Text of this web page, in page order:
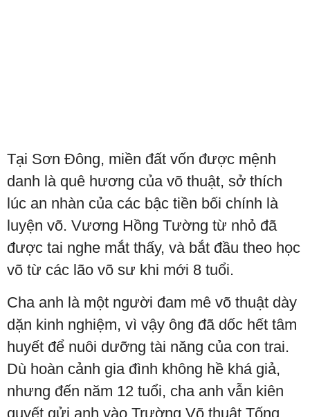
Tại Sơn Đông, miền đất vốn được mệnh
danh là quê hương của võ thuật, sở thích
lúc an nhàn của các bậc tiền bối chính là
luyện võ. Vương Hồng Tường từ nhỏ đã
được tai nghe mắt thấy, và bắt đầu theo học
võ từ các lão võ sư khi mới 8 tuổi.
Cha anh là một người đam mê võ thuật dày
dặn kinh nghiệm, vì vậy ông đã dốc hết tâm
huyết để nuôi dưỡng tài năng của con trai.
Dù hoàn cảnh gia đình không hề khá giả,
nhưng đến năm 12 tuổi, cha anh vẫn kiên
quyết gửi anh vào Trường Võ thuật Tống